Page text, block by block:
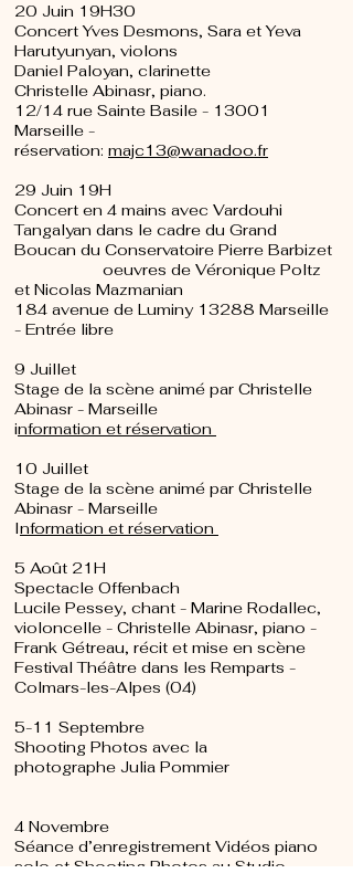
20 Juin 19H30
Concert Yves Desmons, Sara et Yeva
Harutyunyan, violons
Daniel Paloyan, clarinette
Christelle Abinasr, piano.
12/14 rue Sainte Basile - 13001
Marseille -
réservation: majc13@wanadoo.fr
29 Juin 19H
Concert en 4 mains avec Vardouhi
Tangalyan dans le cadre du Grand
Boucan du Conservatoire Pierre Barbizet
oeuvres de Véronique Poltz
et Nicolas Mazmanian
184 avenue de Luminy 13288 Marseille
- Entrée libre
9 Juillet
Stage de la scène animé par Christelle
Abinasr - Marseille
information et réservation
10 Juillet
Stage de la scène animé par Christelle
Abinasr - Marseille
Information et réservation
5 Août 21H
Spectacle Offenbach
Lucile Pessey, chant - Marine Rodallec,
violoncelle - Christelle Abinasr, piano -
Frank Gétreau, récit et mise en scène
Festival Thé​âtre dans les Remparts -
Colmars-les-Alpes (04)
5-11 Septembre
Shooting Photos avec la
photographe Julia Pommier
4 Novembre
Séance d’enregistrement Vidéos piano
solo et Shooting Photos au Studio